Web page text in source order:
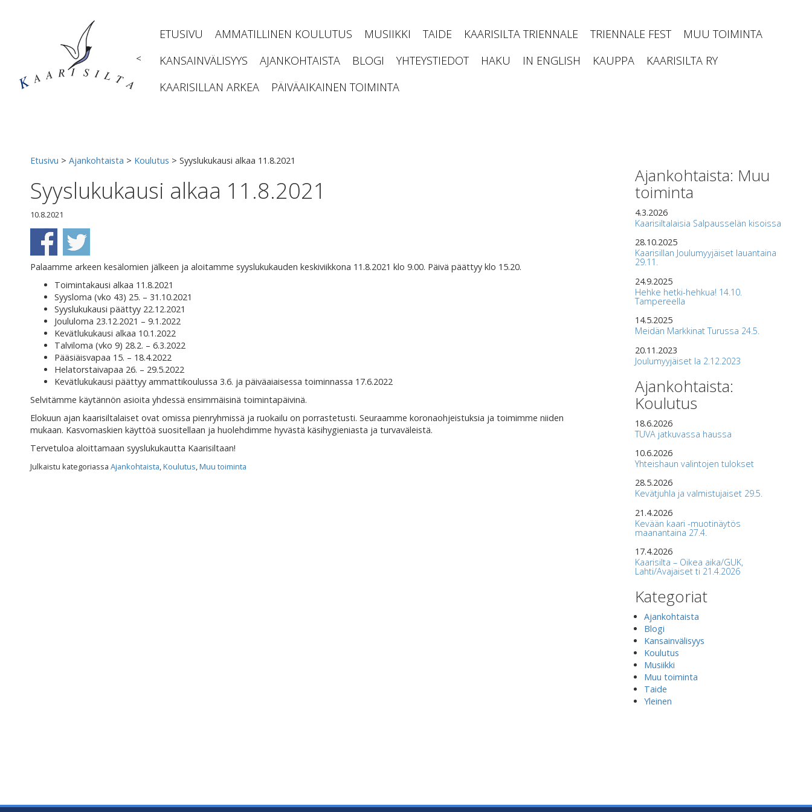
<
ETUSIVU AMMATILLINEN KOULUTUS MUSIIKKI TAIDE KAARISILTA TRIENNALE TRIENNALE FEST
MUU TOIMINTA
KANSAINVÄLISYYS
AJANKOHTAISTA BLOGI YHTEYSTIEDOT HAKU IN ENGLISH KAUPPA
KAARISILTA RY
KAARISILLAN ARKEA
PÄIVÄAIKAINEN TOIMINTA
Etusivu > Ajankohtaista > Koulutus > Syyslukukausi alkaa 11.8.2021
Syyslukukausi alkaa 11.8.2021
10.8.2021
Palaamme arkeen kesälomien jälkeen ja aloitamme syyslukukauden keskiviikkona 11.8.2021 klo 9.00. Päivä päättyy klo 15.20.
Toimintakausi alkaa 11.8.2021
Syysloma (vko 43) 25. – 31.10.2021
Syyslukukausi päättyy 22.12.2021
Joululoma 23.12.2021 – 9.1.2022
Kevätlukukausi alkaa 10.1.2022
Talviloma (vko 9) 28.2. – 6.3.2022
Pääsiäisvapaa 15. – 18.4.2022
Helatorstaivapaa 26. – 29.5.2022
Kevätlukukausi päättyy ammattikoulussa 3.6. ja päiväaiaisessa toiminnassa 17.6.2022
Selvitämme käytännön asioita yhdessä ensimmäisinä toimintapäivinä.
Elokuun ajan kaarisiltalaiset ovat omissa pienryhmissä ja ruokailu on porrastetusti. Seuraamme koronaohjeistuksia ja toimimme niiden
mukaan. Kasvomaskien käyttöä suositellaan ja huolehdimme hyvästä käsihygieniasta ja turvaväleistä.
Tervetuloa aloittamaan syyslukukautta Kaarisiltaan!
Julkaistu kategoriassa Ajankohtaista,Koulutus,Muu toiminta
Ajankohtaista: Muu
toiminta
4.3.2026
Kaarisiltalaisia Salpausselän kisoissa
28.10.2025
Kaarisillan Joulumyyjäiset lauantaina
29.11.
24.9.2025
Hehke hetki-hehkua! 14.10.
Tampereella
14.5.2025
Meidän Markkinat Turussa 24.5.
20.11.2023
Joulumyyjäiset la 2.12.2023
Ajankohtaista:
Koulutus
18.6.2026
TUVA jatkuvassa haussa
10.6.2026
Yhteishaun valintojen tulokset
28.5.2026
Kevätjuhla ja valmistujaiset 29.5.
21.4.2026
Kevään kaari -muotinäytös
maanantaina 27.4.
17.4.2026
Kaarisilta – Oikea aika/GUK,
Lahti/Avajaiset ti 21.4.2026
Kategoriat
Ajankohtaista
Blogi
Kansainvälisyys
Koulutus
Musiikki
Muu toiminta
Taide
Yleinen